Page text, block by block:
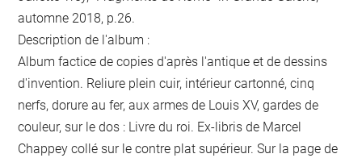
automne 2018, p.26.
Description de l'album :
Album factice de copies d'après l'antique et de dessins
d'invention. Reliure plein cuir, intérieur cartonné, cinq
nerfs, dorure au fer, aux armes de Louis XV, gardes de
couleur, sur le dos : Livre du roi. Ex-libris de Marcel
Chappey collé sur le contre plat supérieur. Sur la page de